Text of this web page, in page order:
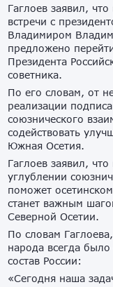
Гаглоев заявил,
встречи с
Владимиром
предложено
Президента
советника.
По его словам, от
реализации
союзнического
содействовать
Южная Осетия.
Гаглоев заявил,
углублении
поможет
станет важным
Северной Осетии.
По словам
народа всегда
состав России:
«Сегодня наша